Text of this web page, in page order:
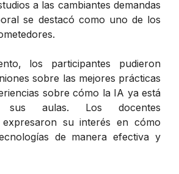
a las cambiantes demandas
se destacó como uno de los
los participantes pudieron
sobre las mejores prácticas
sobre cómo la IA ya está
sus aulas. Los docentes
expresaron su interés en cómo
de manera efectiva y